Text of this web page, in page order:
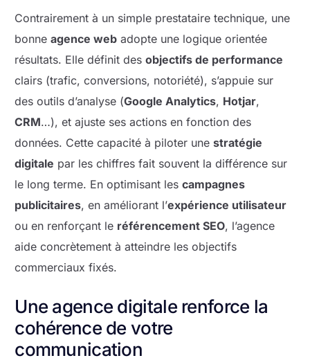
Contrairement à un simple prestataire technique, une
bonneagence web adopte une logique orientée
résultats. Elle définit desobjectifs de performance
clairs (trafic, conversions, notoriété), s’appuie sur
des outils d’analyse (Google Analytics, Hotjar,
CRM…), et ajuste ses actions en fonction des
données. Cette capacité à piloter unestratégie
digitale par les chiffres fait souvent la différence sur
le long terme. En optimisant lescampagnes
publicitaires, en améliorant l’expérience utilisateur
ou en renforçant le référencement SEO, l’agence
aide concrètement à atteindre les objectifs
commerciaux fixés.
Une agence digitale renforce la
cohérence de votre
communication